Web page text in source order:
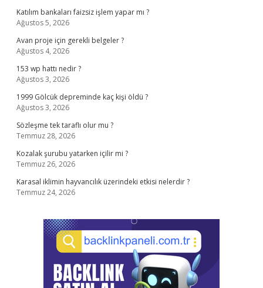
Katılım bankaları faizsiz işlem yapar mı ?
Ağustos 5, 2026
Avan proje için gerekli belgeler ?
Ağustos 4, 2026
153 wp hattı nedir ?
Ağustos 3, 2026
1999 Gölcük depreminde kaç kişi öldü ?
Ağustos 3, 2026
Sözleşme tek taraflı olur mu ?
Temmuz 28, 2026
Kozalak şurubu yatarken içilir mi ?
Temmuz 26, 2026
Karasal iklimin hayvancılık üzerindeki etkisi nelerdir ?
Temmuz 24, 2026